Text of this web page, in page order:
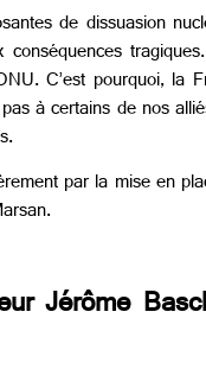
de dissuasion
C’est pourquoi, la
à certains de nos
par la mise en
Jérôme